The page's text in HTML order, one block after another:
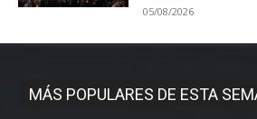
05/08/2026
MÁS POPULARES DE ESTA